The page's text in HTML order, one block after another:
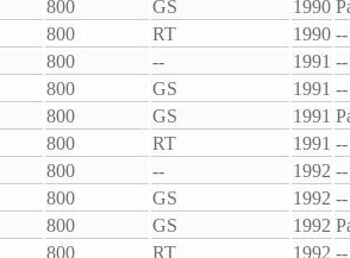
800 GS 1990
800 RT 1990 --
800 -- 1991 --
800 GS 1991 --
800 GS 1991
800 RT 1991 --
800 -- 1992 --
800 GS 1992 --
800 GS 1992
800 RT 1992 --